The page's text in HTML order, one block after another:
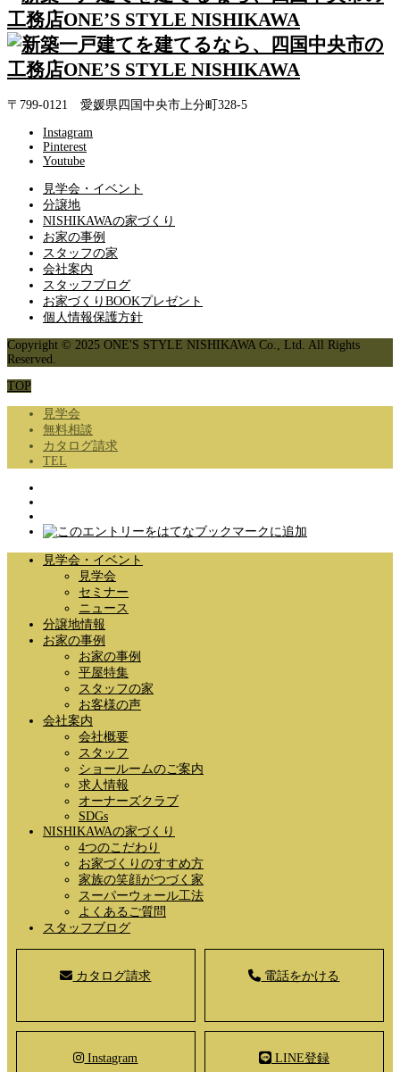
〒799-0121 愛媛県四国中央市上分町328-5
Instagram
Pinterest
Youtube
見学会・イベント
分譲地
NISHIKAWAの家づくり
お家の事例
スタッフの家
会社案内
スタッフブログ
お家づくりBOOKプレゼント
個人情報保護方針
Copyright © 2025 ONE'S STYLE NISHIKAWA Co., Ltd. All Rights
Reserved.
TOP
見学会
無料相談
カタログ請求
TEL
見学会・イベント
見学会
セミナー
ニュース
分譲地情報
お家の事例
お家の事例
平屋特集
スタッフの家
お客様の声
会社案内
会社概要
スタッフ
ショールームのご案内
求人情報
オーナーズクラブ
SDGs
NISHIKAWAの家づくり
4つのこだわり
お家づくりのすすめ方
家族の笑顔がつづく家
スーパーウォール工法
よくあるご質問
スタッフブログ
カタログ請求 電話をかける
Instagram LINE登録